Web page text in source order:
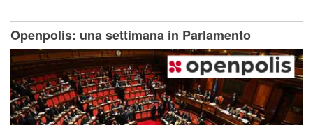
Openpolis: una settimana in Parlamento